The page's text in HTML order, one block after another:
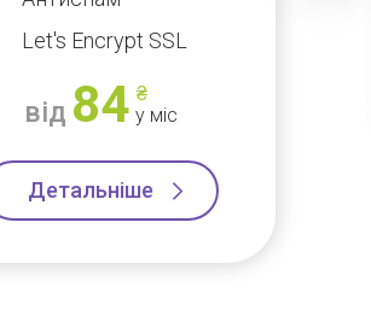
Let's Encrypt SSL
від 84 ₴
у міс
Детальніше